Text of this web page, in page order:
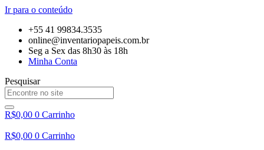
Ir para o conteúdo
+55 41 99834.3535
online@inventariopapeis.com.br
Seg a Sex das 8h30 às 18h
Minha Conta
Pesquisar
R$0,00 0 Carrinho
R$0,00 0 Carrinho